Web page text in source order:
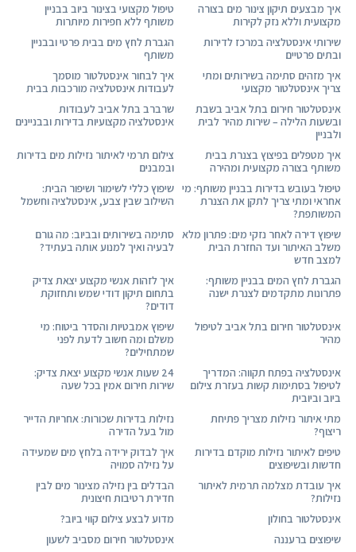
איך מבצעים תיקון צינור מים בצורה
מקצועית וללא נזק לקירות
טיפול מקצועי בצינור ביוב בבניין
משותף ללא חפירות מיותרות
שירותי אינסטלציה במרכז לדירות
ובתים פרטיים
הגברת לחץ מים בבית פרטי ובבניין
משותף
איך מזהים סתימה בשירותים ומתי
צריך אינסטלטור מקצועי
איך לבחור אינסטלטור מוסמך
לעבודות אינסטלציה מורכבות בבית
אינסטלטור חירום בתל אביב בשבת
ובשעות הלילה – שירות מהיר לבית
ולבניין
שרברב בתל אביב לעבודות
אינסטלציה מקצועיות בדירות ובבניינים
איך מטפלים בפיצוץ בצנרת בבית
משותף בצורה מקצועית ומהירה
צילום תרמי לאיתור נזילות מים בדירות
ובמבנים
טיפול בעובש בדירות בבניין משותף: מי
אחראי ומתי צריך לתקן את הצנרת
המשותפת?
שיפוץ כללי לשימור ושיפור הבית:
השילוב שבין צבע, אינסטלציה וחשמל
שיפוץ דירה לאחר נזקי מים: פתרון מלא
משלב האיתור ועד החזרת הבית
למצב חדש
סתימה בשירותים ובביוב: מה גורם
לבעיה ואיך למנוע אותה בעתיד?
הגברת לחץ המים בבניין משותף:
פתרונות מתקדמים לצנרת ישנה
איך לזהות אנשי מקצוע יצאת צדיק
בתחום תיקון דודי שמש ותחזוקת
דודים?
אינסטלטור חירום בתל אביב לטיפול
מהיר
שיפוץ אמבטיות והסדר ביטוח: מי
משלם ומה חשוב לדעת לפני
שמתחילים?
אינסטלציה בפתח תקווה: המדריך
לטיפול בסתימות קשות בעזרת צילום
ביוב וביובית
24 שעות אנשי מקצוע יצאת צדיק:
שירות חירום אמין בכל שעה
מתי איתור נזילות מצריך פתיחת
ריצוף?
נזילות בדירות שכורות: אחריות הדייר
מול בעל הדירה
טיפים לאיתור נזילות מוקדם בדירות
חדשות ובשיפוצים
איך לבדוק ירידה בלחץ מים שמעידה
על נזילה סמויה
איך עובדת מצלמה תרמית לאיתור
נזילות?
הבדלים בין נזילה מצינור מים לבין
חדירת רטיבות חיצונית
אינסטלטור בחולון
מדוע לבצע צילום קווי ביוב?
שיפוצים ברעננה
אינסטלטור חירום מסביב לשעון